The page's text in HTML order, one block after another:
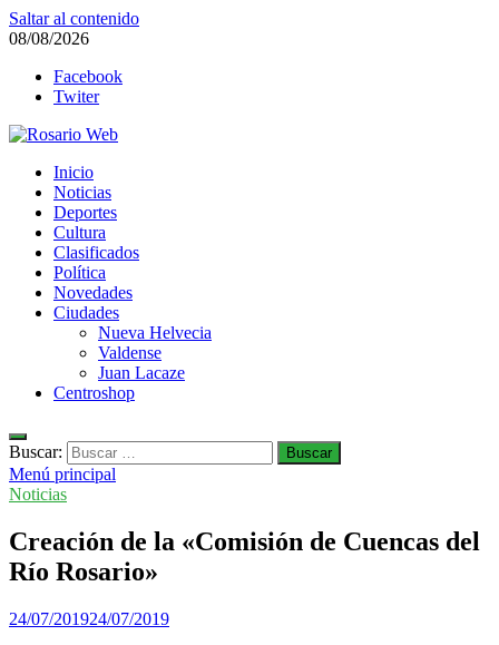
Saltar al contenido
08/08/2026
Facebook
Twiter
Rosario Web
Todas la noticias de Rosario y la zona
Inicio
Noticias
Deportes
Cultura
Clasificados
Política
Novedades
Ciudades
Nueva Helvecia
Valdense
Juan Lacaze
Centroshop
Buscar:
Menú principal
Noticias
Creación de la «Comisión de Cuencas del
Río Rosario»
24/07/201924/07/2019